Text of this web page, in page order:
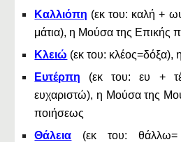
Καλλιόπη (εκ του: καλή +
μάτια), η Μούσα της Επικής
Κλειώ (εκ του: κλέος=δόξα),
Ευτέρπη (εκ του: ευ +
ευχαριστώ), η Μούσα της
ποιήσεως
Θάλεια (εκ του: θάλλω=